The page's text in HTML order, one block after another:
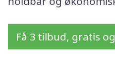
Få 3 tilbud, gratis